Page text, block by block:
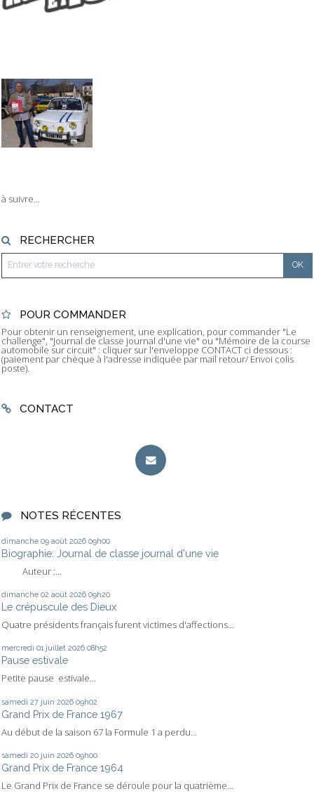
à suivre...
RECHERCHER
POUR COMMANDER
Pour obtenir un renseignement, une explication, pour commander "Le
challenge", "Journal de classe journal d'une vie" ou "Mémoire de la course
automobile sur circuit" : cliquer sur l'enveloppe CONTACT ci dessous :
(paiement par chèque à l'adresse indiquée par mail retour/ Envoi colis
poste).
CONTACT
NOTES RÉCENTES
dimanche 09 août 2026 09h00
Biographie: Journal de classe journal d'une vie
Auteur :...
dimanche 02 août 2026 09h20
Le crépuscule des Dieux
Quatre présidents français furent victimes d'affections...
mercredi 01 juillet 2026 08h52
Pause estivale
Petite pause estivale...
samedi 27 juin 2026 09h02
Grand Prix de France 1967
Au début de la saison 67 la Formule 1 a perdu...
samedi 20 juin 2026 09h00
Grand Prix de France 1964
Le Grand Prix de France se déroule pour la quatrième...